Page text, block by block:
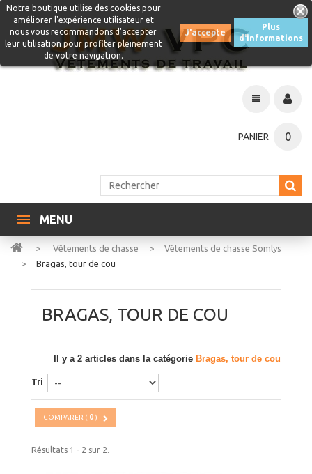
PANIER 0
Notre boutique utilise des cookies pour
améliorer l'expérience utilisateur et
nous vous recommandons d'accepter
leur utilisation pour profiter pleinement
de votre navigation.
J'accepte
Plus
d'informations
MENU
> Vêtements de chasse >
Vêtements de chasse Somlys
>
Bragas, tour de cou
BRAGAS, TOUR DE COU
Il y a 2 articles dans la catégorie Bragas, tour de cou
Tri
COMPARER ( 0)
Résultats 1 - 2 sur 2.